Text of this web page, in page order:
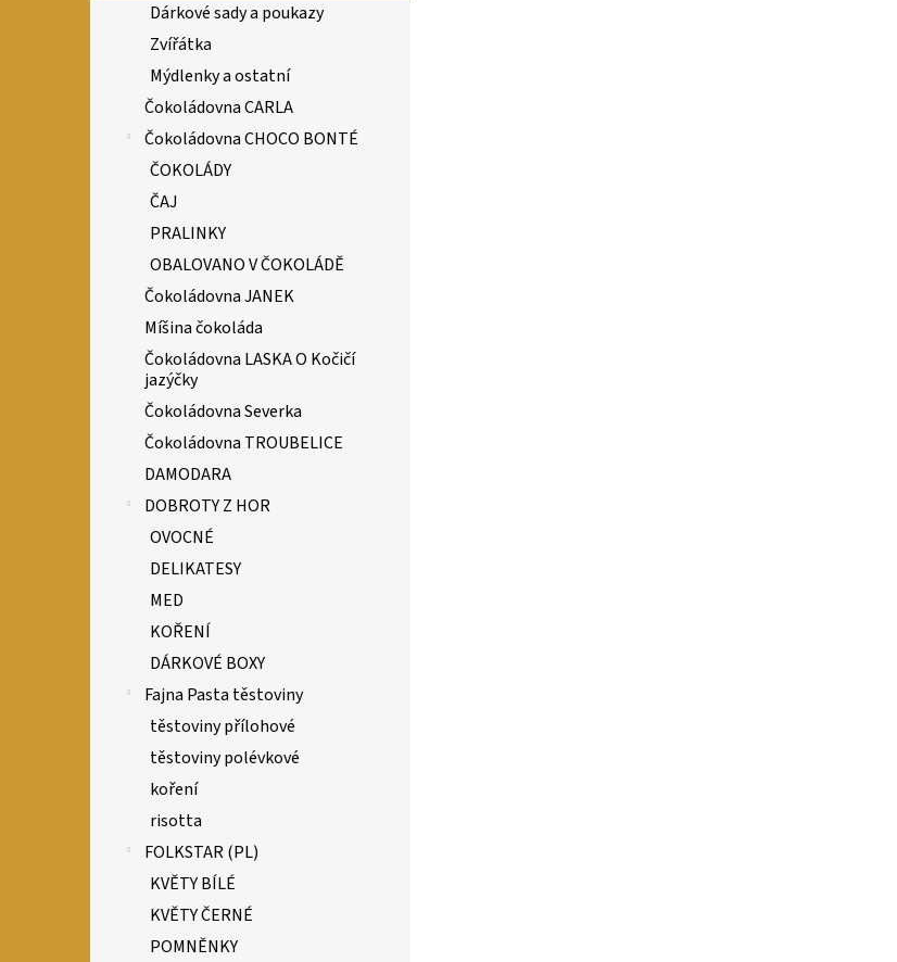
Dárkové sady a poukazy
Zvířátka
Mýdlenky a ostatní
Čokoládovna CARLA
Čokoládovna CHOCO BONTÉ
ČOKOLÁDY
ČAJ
PRALINKY
OBALOVANO V ČOKOLÁDĚ
Čokoládovna JANEK
Míšina čokoláda
Čokoládovna LASKA O Kočičí
jazýčky
Čokoládovna Severka
Čokoládovna TROUBELICE
DAMODARA
DOBROTY Z HOR
OVOCNÉ
DELIKATESY
MED
KOŘENÍ
DÁRKOVÉ BOXY
Fajna Pasta těstoviny
těstoviny přílohové
těstoviny polévkové
koření
risotta
FOLKSTAR (PL)
KVĚTY BÍLÉ
KVĚTY ČERNÉ
POMNĚNKY